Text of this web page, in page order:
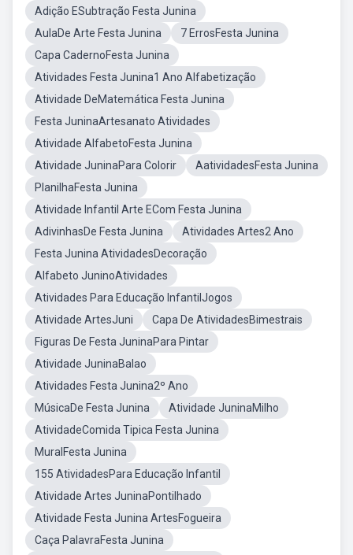
Adição ESubtração Festa Junina
AulaDe Arte Festa Junina
7 ErrosFesta Junina
Capa CadernoFesta Junina
Atividades Festa Junina1 Ano Alfabetização
Atividade DeMatemática Festa Junina
Festa JuninaArtesanato Atividades
Atividade AlfabetoFesta Junina
Atividade JuninaPara Colorir
AatividadesFesta Junina
PlanilhaFesta Junina
Atividade Infantil Arte ECom Festa Junina
AdivinhasDe Festa Junina
Atividades Artes2 Ano
Festa Junina AtividadesDecoração
Alfabeto JuninoAtividades
Atividades Para Educação InfantilJogos
Atividade ArtesJuni
Capa De AtividadesBimestrais
Figuras De Festa JuninaPara Pintar
Atividade JuninaBalao
Atividades Festa Junina2º Ano
MúsicaDe Festa Junina
Atividade JuninaMilho
AtividadeComida Tipica Festa Junina
MuralFesta Junina
155 AtividadesPara Educação Infantil
Atividade Artes JuninaPontilhado
Atividade Festa Junina ArtesFogueira
Caça PalavraFesta Junina